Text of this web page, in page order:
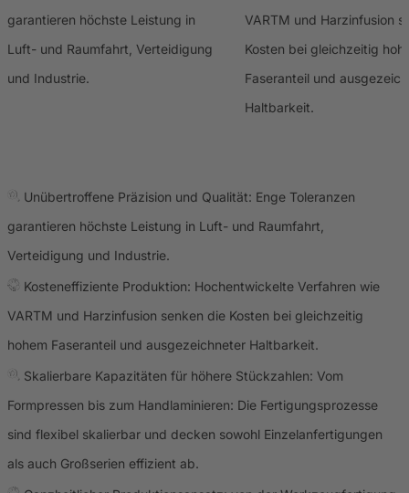
garantieren höchste Leistung in
Luft- und Raumfahrt, Verteidigung
und Industrie.
VARTM und Harzinfusion
Kosten bei gleichzeitig
Faseranteil und
Haltbarkeit.
Unübertroffene Präzision und Qualität: Enge Toleranzen
garantieren höchste Leistung in Luft- und Raumfahrt,
Verteidigung und Industrie.
Kosteneffiziente Produktion: Hochentwickelte Verfahren wie
VARTM und Harzinfusion senken die Kosten bei gleichzeitig
hohem Faseranteil und ausgezeichneter Haltbarkeit.
Skalierbare Kapazitäten für höhere Stückzahlen: Vom
Formpressen bis zum Handlaminieren: Die Fertigungsprozesse
sind flexibel skalierbar und decken sowohl Einzelanfertigungen
als auch Großserien effizient ab.